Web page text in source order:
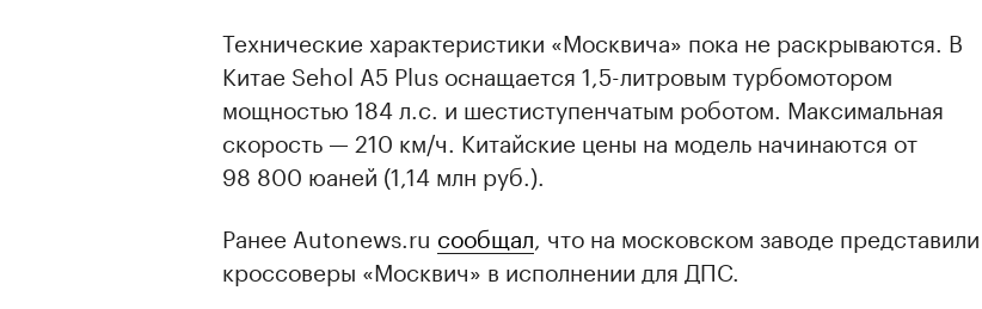
Технические характеристики «Москвича» пока не раскрываются. В
Китае Sehol A5 Plus оснащается 1,5-литровым турбомотором
мощностью 184 л.с. и шестиступенчатым роботом. Максимальная
скорость — 210 км/ч. Китайские цены на модель начинаются от
98 800 юаней (1,14 млн руб.).
Ранее Autonews.ru сообщал , что на московском заводе представили
кроссоверы «Москвич» в исполнении для ДПС.